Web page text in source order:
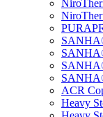
ACR
Heavy